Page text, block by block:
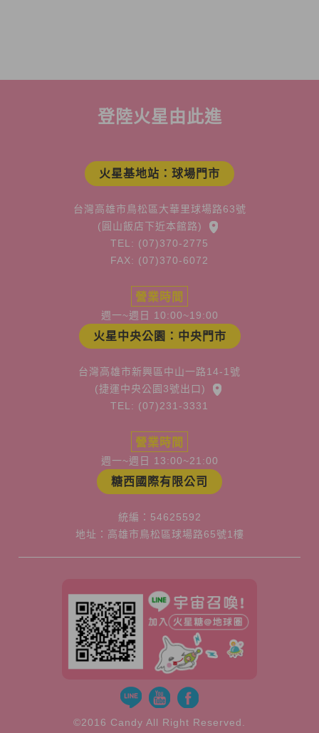
登陸火星由此進
火星基地站：球場門市
台灣高雄市鳥松區大華里球場路63號
(圓山飯店下近本館路)
TEL: (07)370-2775
FAX: (07)370-6072
營業時間
週一~週日 10:00~19:00
火星中央公園：中央門市
台灣高雄市新興區中山一路14-1號
(捷運中央公園3號出口)
TEL: (07)231-3331
營業時間
週一~週日 13:00~21:00
糖西國際有限公司
統編：54625592
地址：高雄市鳥松區球場路65號1樓
©2016 Candy All Right Reserved.